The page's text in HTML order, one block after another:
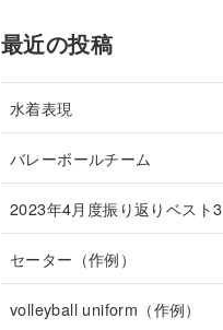
最近の投稿
水着表現
バレーボールチーム
2023年4月度振り返りベスト3
セーター（作例）
volleyball uniform（作例）